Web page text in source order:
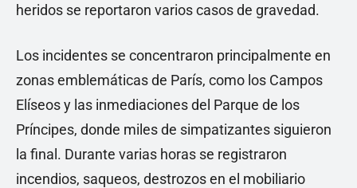
heridos se reportaron varios casos de gravedad.
Los incidentes se concentraron principalmente en
zonas emblemáticas de París, como los Campos
Elíseos y las inmediaciones del Parque de los
Príncipes, donde miles de simpatizantes siguieron
la final. Durante varias horas se registraron
incendios, saqueos, destrozos en el mobiliario